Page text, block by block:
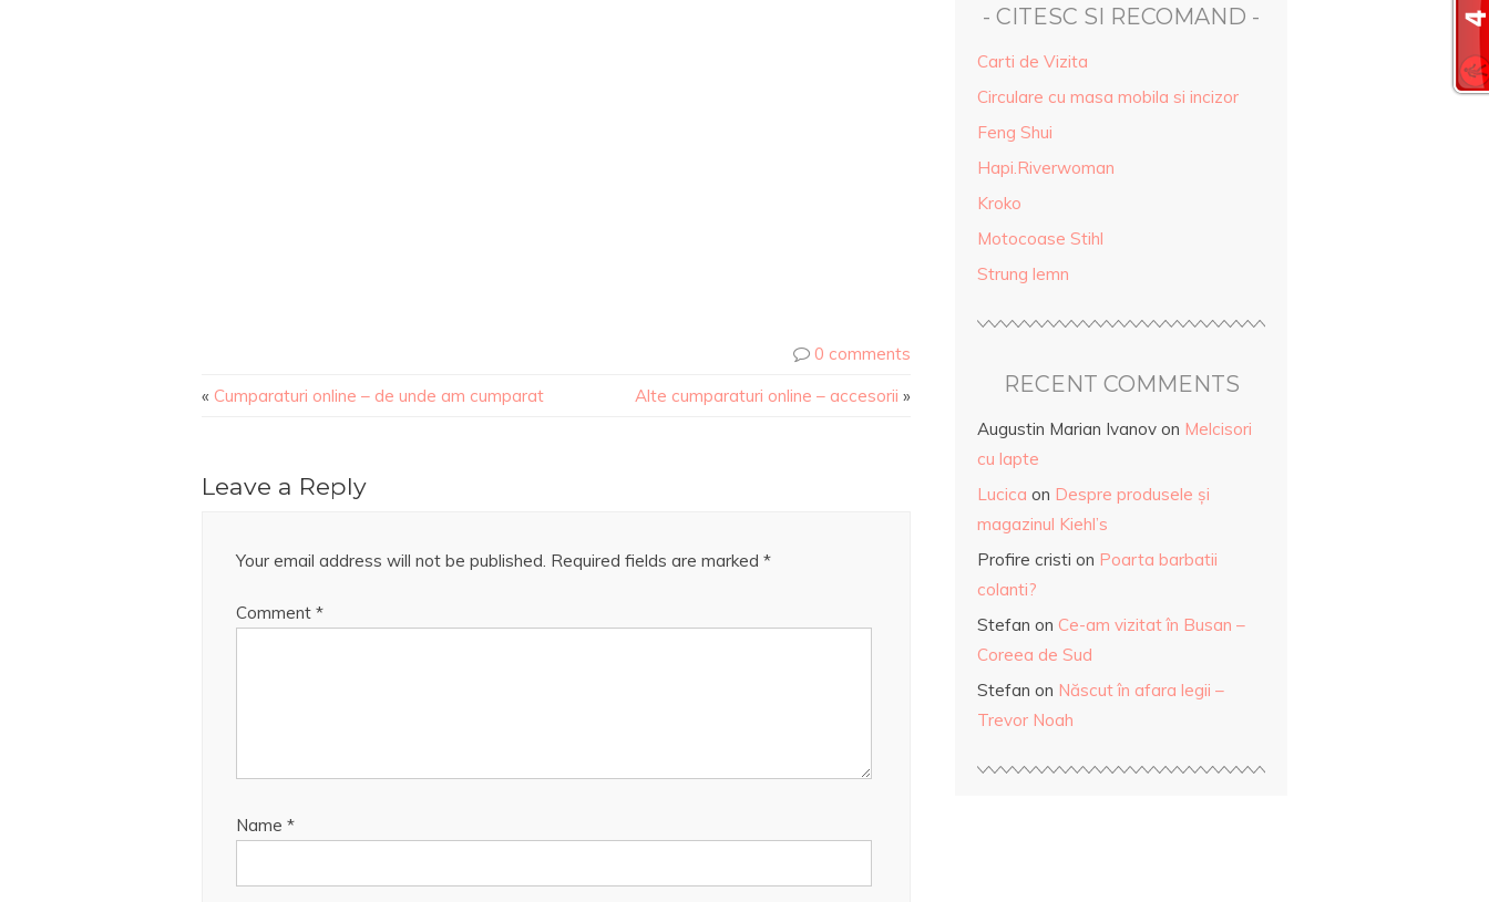
0 comments
« Cumparaturi online – de unde am cumparat Alte cumparaturi online – accesorii »
Leave a Reply
Your email address will not be published. Required fields are marked *
Comment *
Name *
- CITESC SI RECOMAND -
Carti de Vizita
Circulare cu masa mobila si incizor
Feng Shui
Hapi.Riverwoman
Kroko
Motocoase Stihl
Strung lemn
RECENT COMMENTS
Augustin Marian Ivanov on Melcisori
cu lapte
Lucica on Despre produsele și
magazinul Kiehl’s
Profire cristi on Poarta barbatii
colanti?
Stefan on Ce-am vizitat în Busan –
Coreea de Sud
Stefan on Născut în afara legii –
Trevor Noah